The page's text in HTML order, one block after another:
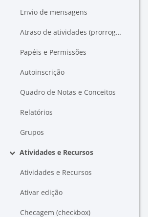
Envio de mensagens
Atraso de atividades (prorrogar data)
Papéis e Permissões
Autoinscrição
Quadro de Notas e Conceitos
Relatórios
Grupos
Atividades e Recursos
Atividades e Recursos
Ativar edição
Checagem (checkbox)